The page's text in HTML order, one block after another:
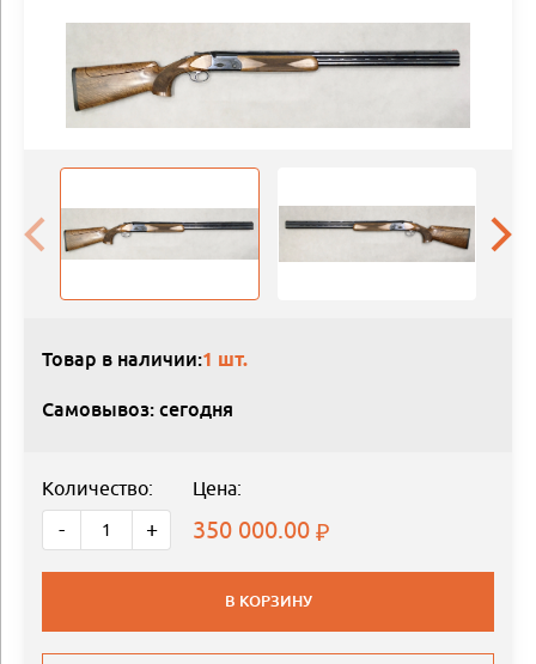
Товар в наличии:1 шт.
Самовывоз: сегодня
Количество:
- +
Цена:
350 000.00
В КОРЗИНУ